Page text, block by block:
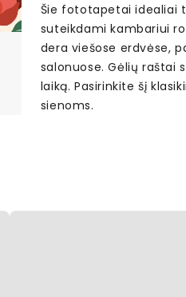
Šie fototapetai idealiai
suteikdami kambariui
dera viešose erdvėse,
salonuose. Gėlių raštai
laiką. Pasirinkite šį
sienoms.